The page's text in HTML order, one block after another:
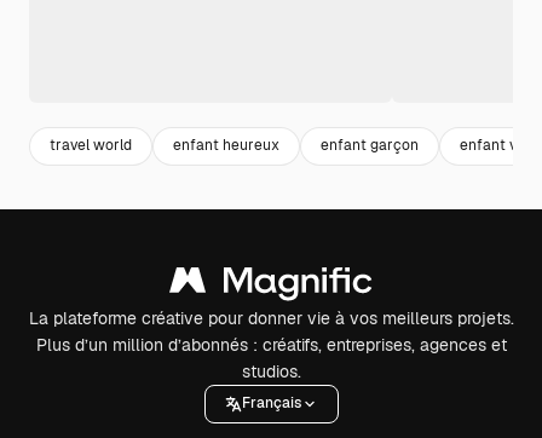
travel world enfant heureux enfant garçon enfant
La plateforme créative pour donner vie à vos meilleurs projets.
Plus d’un million d’abonnés : créatifs, entreprises, agences et
studios.
Français